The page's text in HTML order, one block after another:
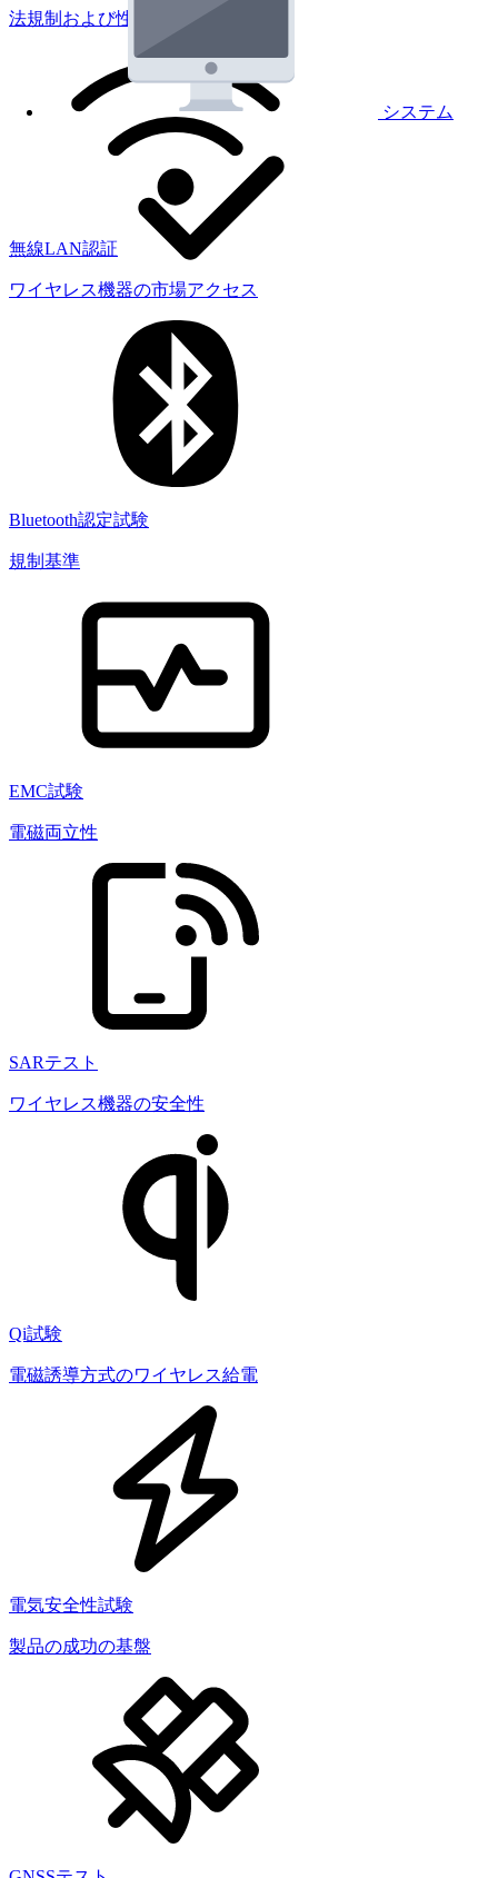
システム
法規制および性能試験
無線LAN認証
ワイヤレス機器の市場アクセス
Bluetooth認定試験
規制基準
EMC試験
電磁両立性
SARテスト
ワイヤレス機器の安全性
Qi試験
電磁誘導方式のワイヤレス給電
電気安全性試験
製品の成功の基盤